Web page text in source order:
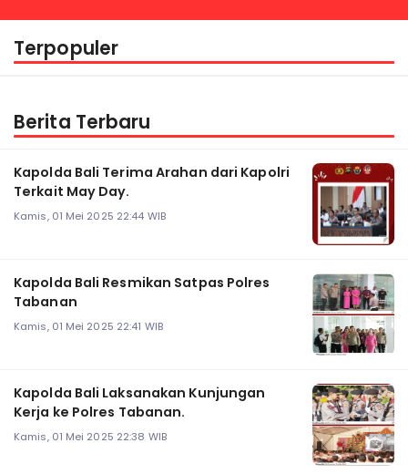
Terpopuler
Berita Terbaru
Kapolda Bali Terima Arahan dari Kapolri
Terkait May Day.
Kamis, 01 Mei 2025 22:44 WIB
Kapolda Bali Resmikan Satpas Polres
Tabanan
Kamis, 01 Mei 2025 22:41 WIB
Kapolda Bali Laksanakan Kunjungan
Kerja ke Polres Tabanan.
Kamis, 01 Mei 2025 22:38 WIB